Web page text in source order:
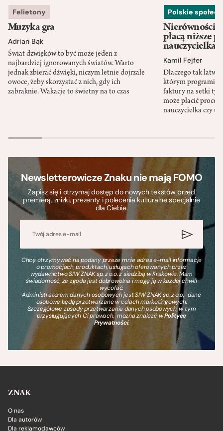
Felietony
Muzyka gra
Adrian Bąk
Świat dźwięków to być może jeden z
najbardziej ignorowanych światów. Warto
jednak zbierać dźwięki, niczym letnie dojrzałe
owoce, żeby skorzystać z nich, gdy ich
zabraknie. Wakacje to świetny na to czas
Polskie
Nierówności
płacą niższe
nauczycielka
Kamil Fejfer
Dlaczego tak
którym
faktury na setki
może płacić
nauczycielka czy
Newsletterowicze Znaku nie mają FOMO
Zapisz się i otrzymaj dostęp do nowych tekstów przed
premierą, zniżki, prezenty i polecenia kulturalne specjalnie
dla Ciebie.
Chcę otrzymywać na podany przeze mnie adres e-mail informacje
o promocjach, produktach, usługach oferowanych przez
wydawnictwo SIW ZNAK sp. z o.o. z siedzibą w Krakowie. Mam
świadomość, że zgoda jest dobrowolna i mogę ją w każdej chwili
wycofać.
Administratorem danych osobowych jest SIW ZNAK sp. z o.o., dane
osobowe będą przetwarzane w celach marketingowych.
Szczegółowe zasady przetwarzania danych osobowych, w tym
przysługujących Ci prawach, można znaleźć wPolityce
Prywatności.
ZNAK
O nas
Dla autorów
Dla reklamodawców